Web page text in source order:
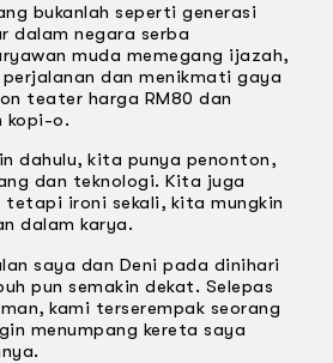
bukanlah seperti generasi
dalam negara serba
muda memegang ijazah,
dan menikmati gaya
teater harga RM80 dan
kopi-o.
dahulu, kita punya penonton,
dan teknologi. Kita juga
tetapi ironi sekali, kita mungkin
dalam karya.
saya dan Deni pada dinihari
pun semakin dekat. Selepas
kami terserempak seorang
menumpang kereta saya